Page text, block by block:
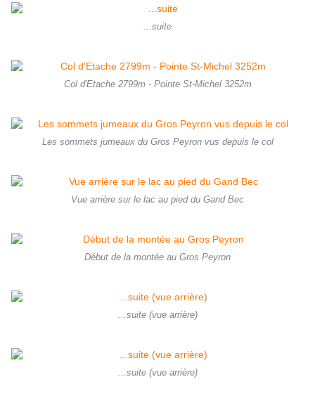
...suite
Col d'Etache 2799m - Pointe St-Michel 3252m
Les sommets jumeaux du Gros Peyron vus depuis le col
Vue arrière sur le lac au pied du Gand Bec
Début de la montée au Gros Peyron
...suite (vue arrière)
...suite (vue arrière)